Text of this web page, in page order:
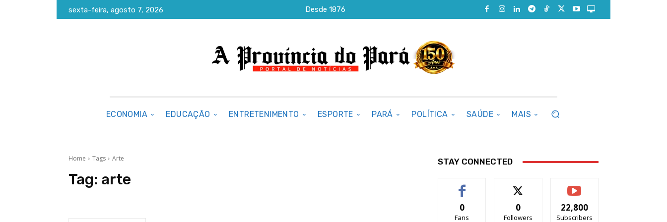
sexta-feira, agosto 7, 2026 Desde 1876
ECONOMIA EDUCAÇÃO ENTRETENIMENTO ESPORTE PARÁ POLÍTICA SAÚDE MAIS
Home Tags Arte
Tag: arte
STAY CONNECTED
0
Fans
0
Followers
22,800
Subscribers